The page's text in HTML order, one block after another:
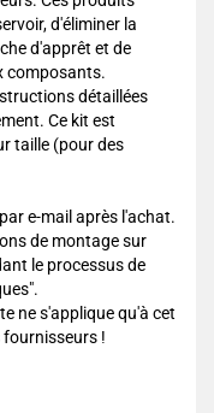
d'éliminer la
d'apprêt et de
composants.
détaillées
Ce kit est
taille (pour des
e-mail après l'achat.
de montage sur
le processus de
ne s'applique qu'à cet
!